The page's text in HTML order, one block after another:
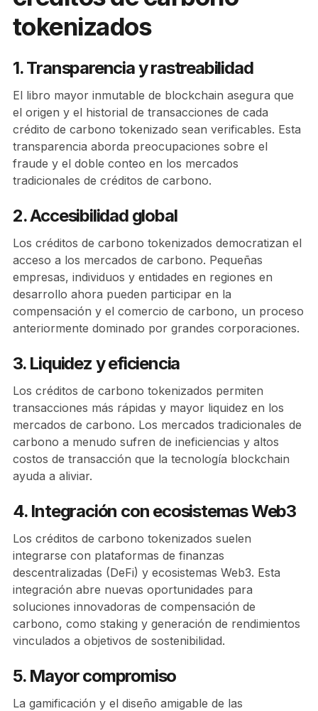
tokenizados
1. Transparencia y rastreabilidad
El libro mayor inmutable de blockchain asegura que
el origen y el historial de transacciones de cada
crédito de carbono tokenizado sean verificables. Esta
transparencia aborda preocupaciones sobre el
fraude y el doble conteo en los mercados
tradicionales de créditos de carbono.
2. Accesibilidad global
Los créditos de carbono tokenizados democratizan el
acceso a los mercados de carbono. Pequeñas
empresas, individuos y entidades en regiones en
desarrollo ahora pueden participar en la
compensación y el comercio de carbono, un proceso
anteriormente dominado por grandes corporaciones.
3. Liquidez y eficiencia
Los créditos de carbono tokenizados permiten
transacciones más rápidas y mayor liquidez en los
mercados de carbono. Los mercados tradicionales de
carbono a menudo sufren de ineficiencias y altos
costos de transacción que la tecnología blockchain
ayuda a aliviar.
4. Integración con ecosistemas Web3
Los créditos de carbono tokenizados suelen
integrarse con plataformas de finanzas
descentralizadas (DeFi) y ecosistemas Web3. Esta
integración abre nuevas oportunidades para
soluciones innovadoras de compensación de
carbono, como staking y generación de rendimientos
vinculados a objetivos de sostenibilidad.
5. Mayor compromiso
La gamificación y el diseño amigable de las